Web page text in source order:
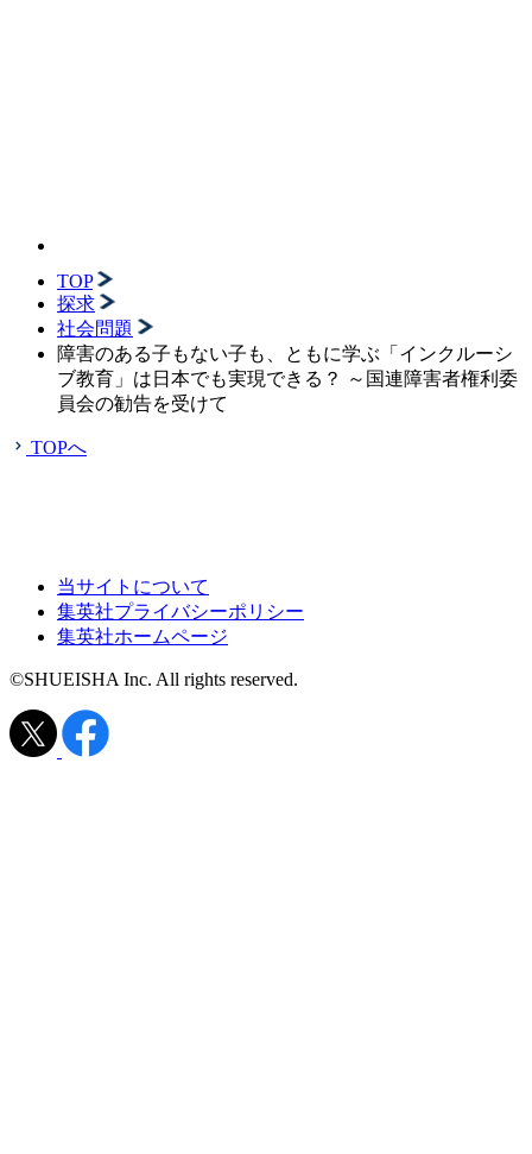
TOP
探求
社会問題
障害のある子もない子も、ともに学ぶ「インクルーシ
ブ教育」は日本でも実現できる？ ～国連障害者権利委
員会の勧告を受けて
TOPへ
当サイトについて
集英社プライバシーポリシー
集英社ホームページ
©SHUEISHA Inc. All rights reserved.